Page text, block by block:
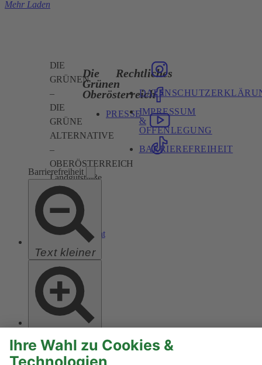
Barrierefreiheit
Text kleiner
Mehr Laden
DIE
GRÜNEN
–
DIE
GRÜNE
ALTERNATIVE
–
OBERÖSTERREICH
Landgutstraße
17,
4040
ooe@gruene.at
Die
Grünen
Oberösterreich
PRESSE
Rechtliches
IMPRESSUM
&
OFFENLEGUNG
BARRIEREFREIHEIT